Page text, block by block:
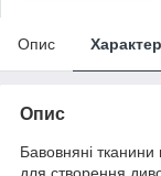
Опис
Опис
Бавовняні
для створення